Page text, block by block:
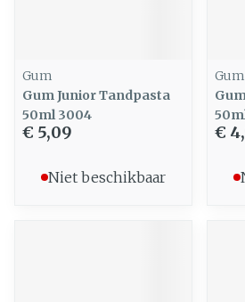
Gum
Gum Junior Tandpasta
50ml 3004
€ 5,09
Niet beschikbaar
Gum
€